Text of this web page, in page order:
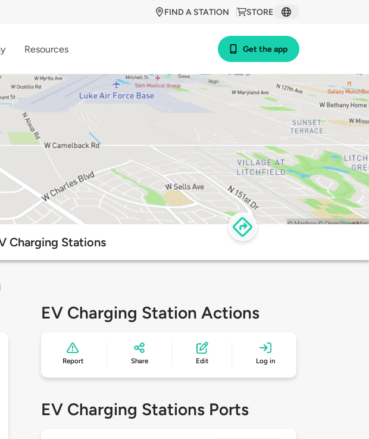
STORE
FIND A STATION
Resources Get the app
Charging Stations
EV Charging Station Actions
Report Share Edit Log in
EV Charging Stations Ports